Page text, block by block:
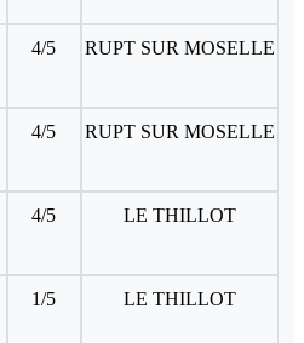
4/5 RUPT SUR MOSELLE
4/5 RUPT SUR MOSELLE
4/5 LE THILLOT
1/5 LE THILLOT